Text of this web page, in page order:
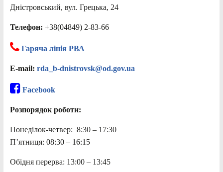
Дністровський, вул. Грецька, 24
Телефон: +38(04849) 2-83-66
Гаряча лінія РВА
E-mail: rda_b-dnistrovsk@od.gov.ua
Facebook
Розпорядок роботи:
Понеділок-четвер: 8:30 – 17:30
П’ятниця: 08:30 – 16:15
Обідня перерва: 13:00 – 13:45